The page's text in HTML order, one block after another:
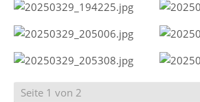
Seite 1 von 2